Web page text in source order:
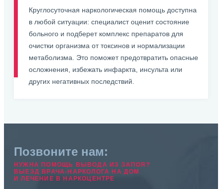
Круглосуточная наркологическая помощь доступна
в любой ситуации: специалист оценит состояние
больного и подберет комплекс препаратов для
очистки организма от токсинов и нормализации
метаболизма. Это поможет предотвратить опасные
осложнения, избежать инфаркта, инсульта или
других негативных последствий.
Позвоните нам:
НУЖНА ПОМОЩЬ ВЫВОДА ИЗ ЗАПОЯ?
ВЫЕЗД ВРАЧА-НАРКОЛОГА НА ДОМ
И ЛЕЧЕНИЕ В НАРКОЦЕНТРЕ